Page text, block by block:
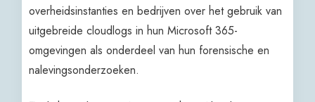
overheidsinstanties en bedrijven over het gebruik van
uitgebreide cloudlogs in hun Microsoft 365-
omgevingen als onderdeel van hun forensische en
nalevingsonderzoeken.